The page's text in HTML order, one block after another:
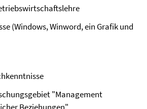
(Windows, Winword, ein Grafik und
"Management